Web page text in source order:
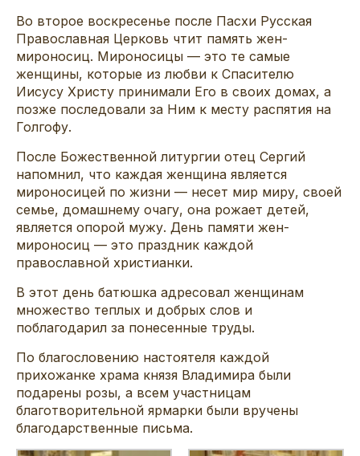
Во второе воскресенье после Пасхи Русская
Православная Церковь чтит память жен-
мироносиц. Мироносицы — это те самые
женщины, которые из любви к Спасителю
Иисусу Христу принимали Его в своих домах, а
позже последовали за Ним к месту распятия на
Голгофу.
После Божественной литургии отец Сергий
напомнил, что каждая женщина является
мироносицей по жизни — несет мир миру, своей
семье, домашнему очагу, она рожает детей,
является опорой мужу. День памяти жен-
мироносиц — это праздник каждой
православной христианки.
В этот день батюшка адресовал женщинам
множество теплых и добрых слов и
поблагодарил за понесенные труды.
По благословению настоятеля каждой
прихожанке храма князя Владимира были
подарены розы, а всем участницам
благотворительной ярмарки были вручены
благодарственные письма.